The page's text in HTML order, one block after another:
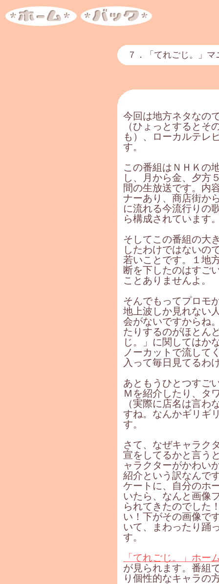
７．「てれごじ。」
今回は地方ネタなの
（ひょっとするとそ
も）、ローカルテレ
す。
この番組はＮＨＫの
し、月から金、夕方
間の生放送です。内
ナーあり、商店街か
に流れる今流行りの
ら構成されています
そしてこの番組の大
したわけではないの
若いことです。１地
断を下したのはすご
ことありませんよ。
そんでもってプロモ
地上波しか見れない
会がないですからね
たりするのがほとん
じ。」に関してはか
ノーカットで流して
入って毎日見てるわ
あともうひとつすご
Ｍを紹介したり、タ
（実際に店名は言わ
すね。なんかギリギ
す。
さて、なぜキャラク
宣をしてるかと言う
ャラクターがかわい
紹介という訳なんで
ケートに、自分のホ
いたら、なんと画像
られてきたのでした
い！下がその画像で
いて、まわったり踊
す。
「てれごじ。」ホー
が見られます。番組
り個性的なキャラの